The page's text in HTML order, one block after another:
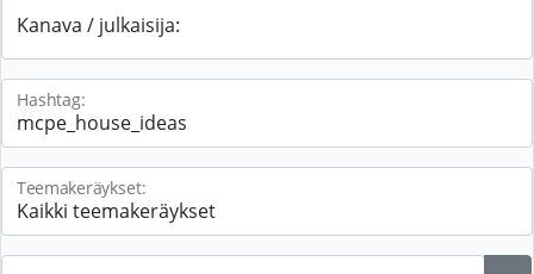
Kanava / julkaisija:
Hashtag:
Teemakeräykset: